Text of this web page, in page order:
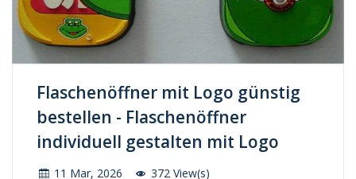
Flaschenöffner mit Logo günstig
bestellen - Flaschenöffner
individuell gestalten mit Logo
11 Mar, 2026
372 View(s)